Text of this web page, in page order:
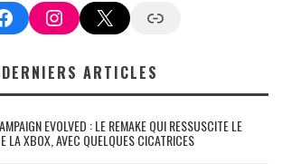
Instagram
X Google News
DERNIERS ARTICLES
EVOLVED : LE REMAKE QUI RESSUSCITE LE
LA XBOX, AVEC QUELQUES CICATRICES